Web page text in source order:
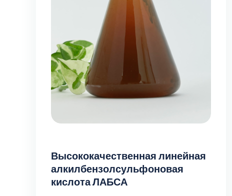
Высококачественная линейная
алкилбензолсульфоновая
кислота ЛАБСА